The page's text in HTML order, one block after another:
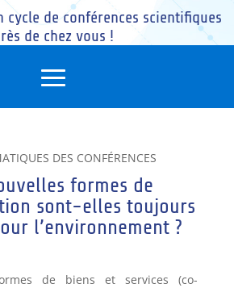
cycle de conférences scientifiques
de chez vous !
DES CONFÉRENCES
formes de
sont-elles toujours
l’environnement ?
de biens et services (co-